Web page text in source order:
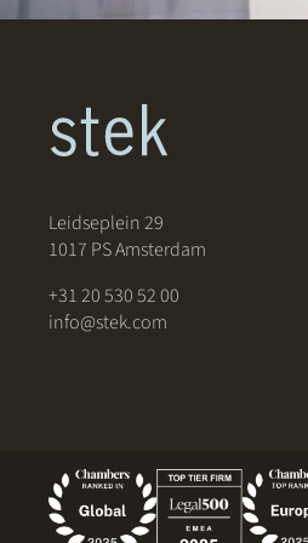
Leidseplein 29
1017 PS Amsterdam
+31 20 530 52 00
info@stek.com